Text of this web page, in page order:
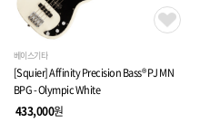
베이스기타
[Squier] Affinity Precision Bass® PJ MN
BPG - Olympic White
433,000원